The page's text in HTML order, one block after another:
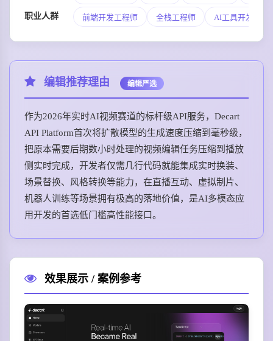
职业人群 前端开发工程师 全栈工程师 AI工具开发者
编辑推荐理由 编辑严选
作为2026年实时AI视频赛道的标杆级API服务，Decart
API Platform首次将扩散模型的生成速度压缩到毫秒级，
把原本需要后期数小时处理的视频编辑任务压缩到播放
侧实时完成，开发者仅需几行代码就能集成实时换装、
场景替换、风格转换等能力，在直播互动、虚拟制片、
机器人训练等场景拥有极高的落地价值，是AI多模态应
用开发的首选低门槛高性能接口。
效果展示 / 案例参考